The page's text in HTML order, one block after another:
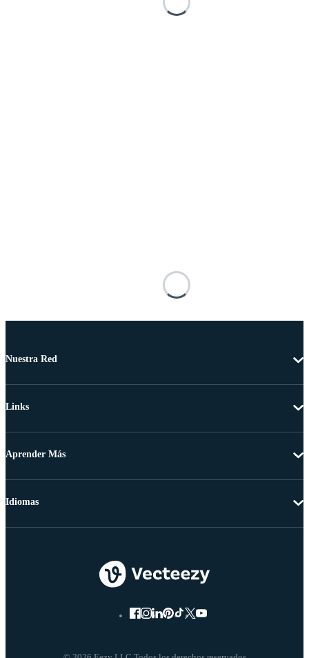
Nuestra Red
Links
Aprender Más
Idiomas